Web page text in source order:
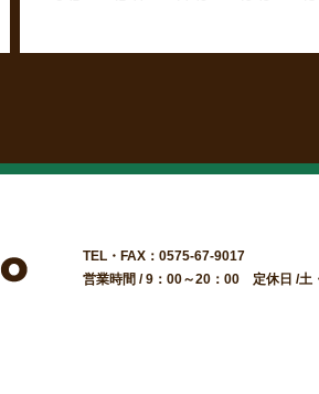
TEL・FAX：0575-67-9017
営業時間 / 9：00～20：00 定休日 /土